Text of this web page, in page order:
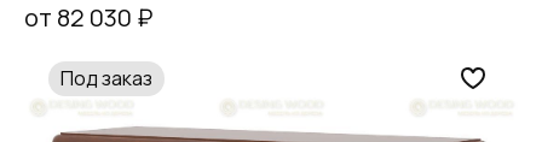
от 82 030 ₽
Под заказ